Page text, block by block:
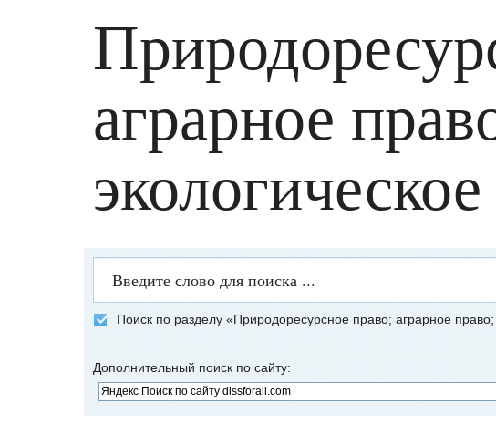
аграрное
Поиск по разделу «Природоресурсное право; аграрное право;
Дополнительный поиск по сайту: